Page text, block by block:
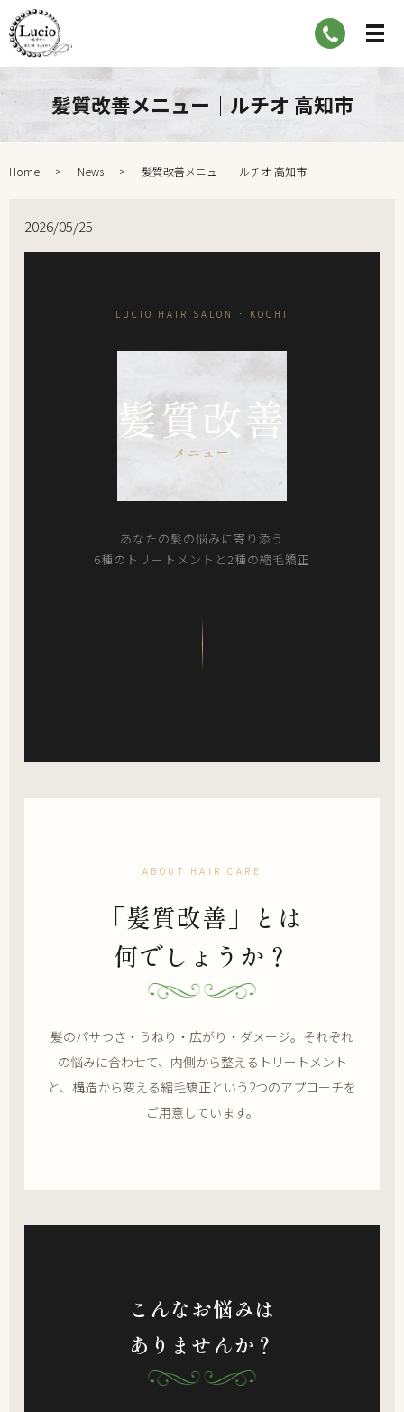
髪質改善メニュー｜ルチオ 高知市
Home News 髪質改善メニュー｜ルチオ 高知市
2026/05/25
LUCIO HAIR SALON · KOCHI
髪質改善
メニュー
あなたの髪の悩みに寄り添う
6種のトリートメントと2種の縮毛矯正
ABOUT HAIR CARE
「髪質改善」とは
何でしょうか？
髪のパサつき・うねり・広がり・ダメージ。それぞれ
の悩みに合わせて、内側から整えるトリートメント
と、構造から変える縮毛矯正という2つのアプローチを
ご用意しています。
こんなお悩みは
ありませんか？